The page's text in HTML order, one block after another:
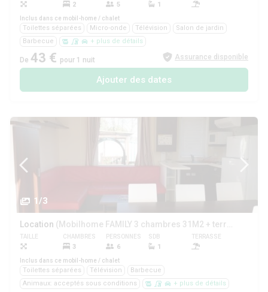
2 5 1
Inclus dans ce mobil-home / chalet
Toilettes séparées Micro-onde Télévision
Salon de jardin
Barbecue
+ plus de détails
De 43 € pour 1 nuit Assurance disponible
Ajouter des dates
1/3
Location (Mobilhome FAMILY 3 chambres 31M2 + terrasse couverte)
TAILLE CHAMBRES
3
PERSONNES
6
SDB
1
TERRASSE
Inclus dans ce mobil-home / chalet
Toilettes séparées Télévision
Barbecue
Animaux: acceptés sous conditions
+ plus de détails